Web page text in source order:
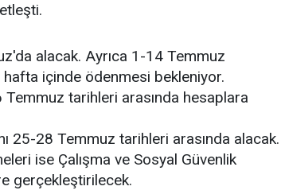
alacak. Ayrıca 1-14 Temmuz
hafta içinde ödenmesi bekleniyor.
Temmuz tarihleri arasında hesaplara
25-28 Temmuz tarihleri arasında alacak.
ise Çalışma ve Sosyal Güvenlik
gerçekleştirilecek.